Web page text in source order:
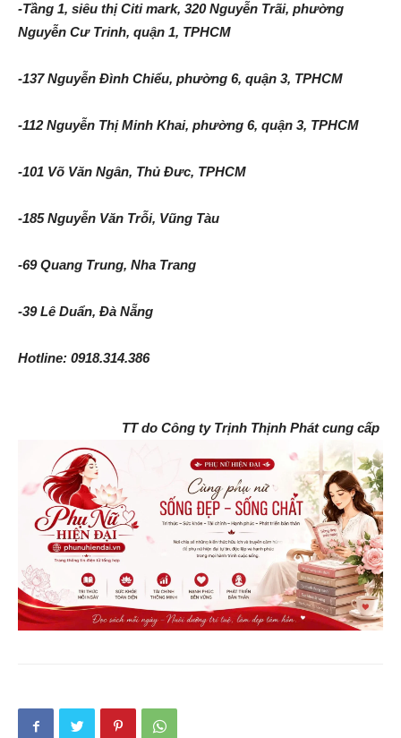
-Tầng 1, siêu thị Citi mark, 320 Nguyễn Trãi, phường
Nguyễn Cư Trinh, quận 1, TPHCM
-137 Nguyễn Đình Chiểu, phường 6, quận 3, TPHCM
-112 Nguyễn Thị Minh Khai, phường 6, quận 3, TPHCM
-101 Võ Văn Ngân, Thủ Đưc, TPHCM
-185 Nguyễn Văn Trỗi, Vũng Tàu
-69 Quang Trung, Nha Trang
-39 Lê Duẩn, Đà Nẵng
Hotline: 0918.314.386
TT do Công ty Trịnh Thịnh Phát cung cấp